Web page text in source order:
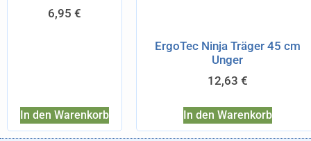
6,95 €
In den Warenkorb
ErgoTec Ninja Träger 45 cm
Unger
12,63 €
In den Warenkorb